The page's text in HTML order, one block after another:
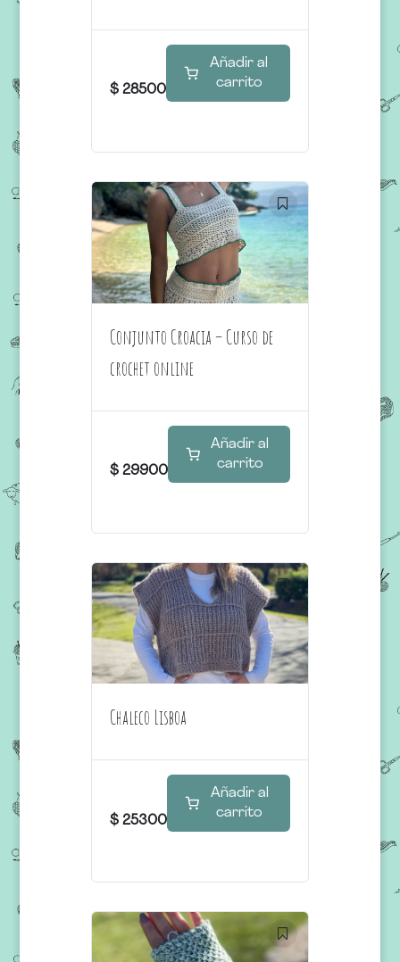
$ 28500
Añadir al
carrito
Conjunto Croacia – Curso de
crochet online
$ 29900
Añadir al
carrito
Chaleco Lisboa
$ 25300
Añadir al
carrito